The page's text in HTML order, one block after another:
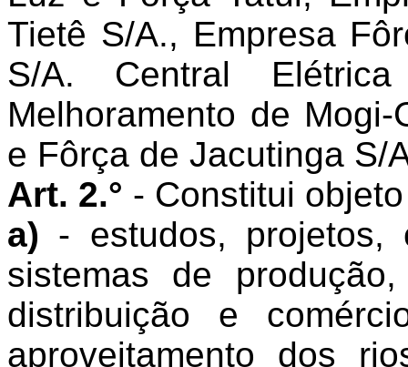
Tietê S/A., Empresa
S/A. Central
Melhoramento de
e Fôrça de Jacutinga S/
Art. 2.° - Constitui
a) - estudos, projetos,
sistemas de
distribuição e
aproveitamento dos